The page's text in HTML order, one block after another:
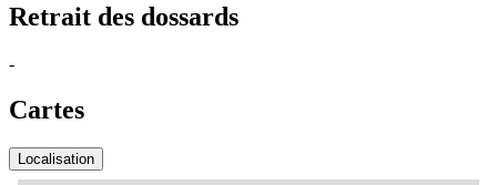
Retrait des dossards
-
Cartes
Localisation